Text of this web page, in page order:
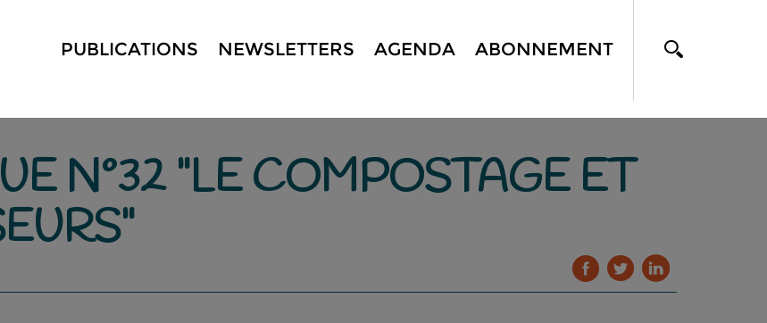
PUBLICATIONS NEWSLETTERS AGENDA ABONNEMENT
N°32 "LE COMPOSTAGE ET